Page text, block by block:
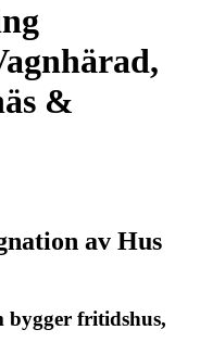
&
av Hus
bygger fritidshus,